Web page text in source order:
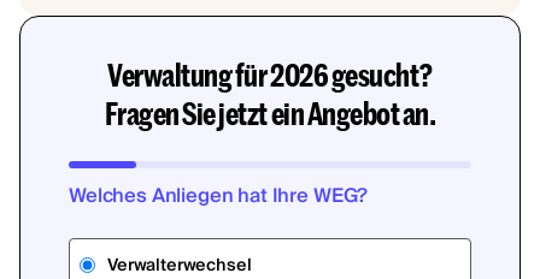
Verwaltung für 2026 gesucht?
Fragen Sie jetzt ein Angebot an.
Welches Anliegen hat Ihre WEG?
Verwalterwechsel